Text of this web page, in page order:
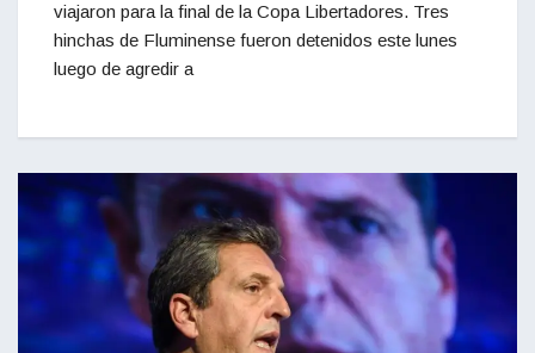
viajaron para la final de la Copa Libertadores. Tres
hinchas de Fluminense fueron detenidos este lunes
luego de agredir a